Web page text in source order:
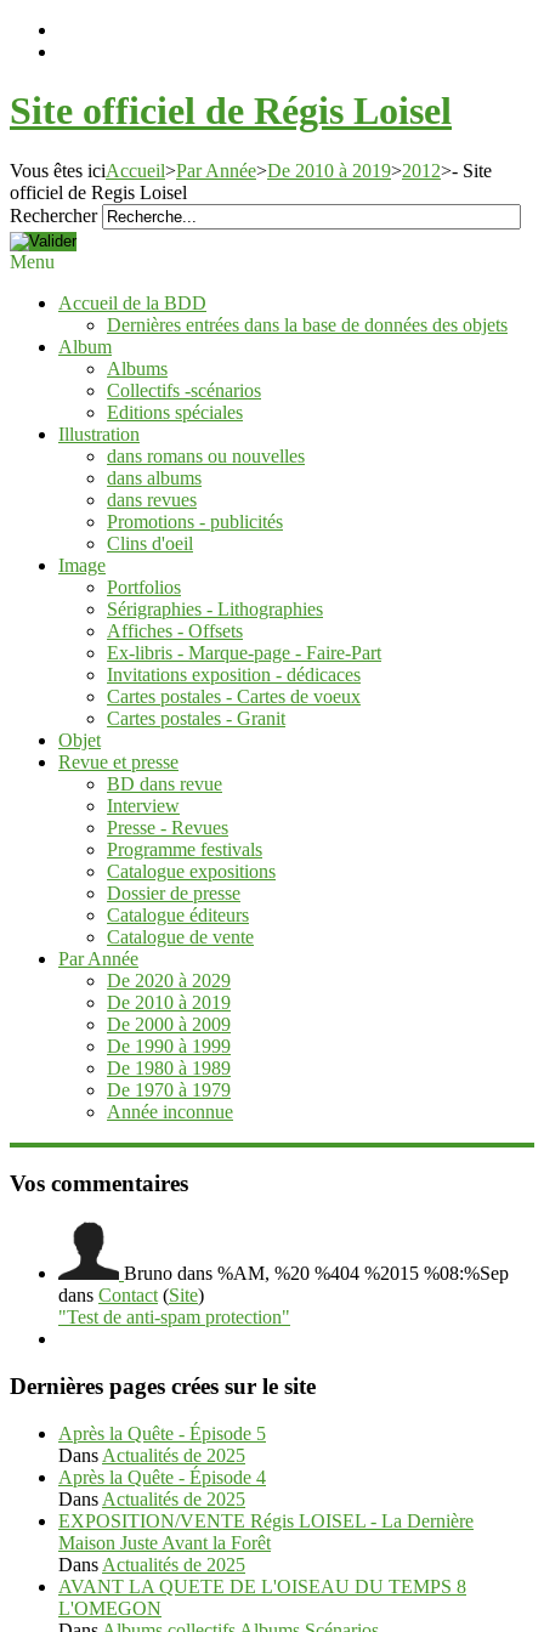
Site officiel de Régis Loisel
Vous êtes iciAccueil>Par Année>De 2010 à 2019>2012>- Site
officiel de Regis Loisel
Rechercher
Menu
Accueil de la BDD
Dernières entrées dans la base de données des objets
Album
Albums
Collectifs -scénarios
Editions spéciales
Illustration
dans romans ou nouvelles
dans albums
dans revues
Promotions - publicités
Clins d'oeil
Image
Portfolios
Sérigraphies - Lithographies
Affiches - Offsets
Ex-libris - Marque-page - Faire-Part
Invitations exposition - dédicaces
Cartes postales - Cartes de voeux
Cartes postales - Granit
Objet
Revue et presse
BD dans revue
Interview
Presse - Revues
Programme festivals
Catalogue expositions
Dossier de presse
Catalogue éditeurs
Catalogue de vente
Par Année
De 2020 à 2029
De 2010 à 2019
De 2000 à 2009
De 1990 à 1999
De 1980 à 1989
De 1970 à 1979
Année inconnue
Vos commentaires
Bruno dans %AM, %20 %404 %2015 %08:%Sep
dans Contact (Site)
"Test de anti-spam protection"
Dernières pages crées sur le site
Après la Quête - Épisode 5
Dans Actualités de 2025
Après la Quête - Épisode 4
Dans Actualités de 2025
EXPOSITION/VENTE Régis LOISEL - La Dernière
Maison Juste Avant la Forêt
Dans Actualités de 2025
AVANT LA QUETE DE L'OISEAU DU TEMPS 8
L'OMEGON